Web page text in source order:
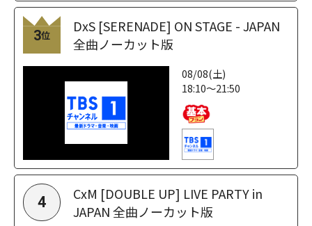
3位
DxS [SERENADE] ON STAGE - JAPAN
全曲ノーカット版
08/08(土)
18:10～21:50
4
CxM [DOUBLE UP] LIVE PARTY in
JAPAN 全曲ノーカット版